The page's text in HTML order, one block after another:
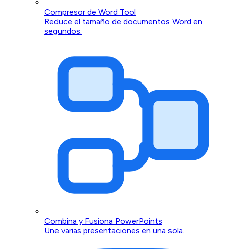
Compresor de Word Tool
Reduce el tamaño de documentos Word en
segundos.
Combina y Fusiona PowerPoints
Une varias presentaciones en una sola.